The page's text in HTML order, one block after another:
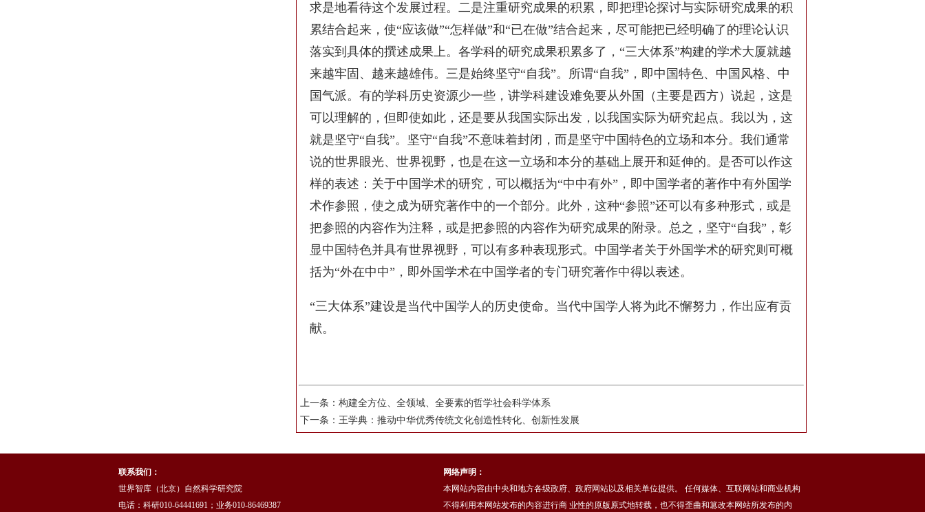
求是地看待这个发展过程。二是注重研究成果的积累，即把理论探讨与实际研究成果的积
累结合起来，使“应该做”“怎样做”和“已在做”结合起来，尽可能把已经明确了的理论认识
落实到具体的撰述成果上。各学科的研究成果积累多了，“三大体系”构建的学术大厦就越
来越牢固、越来越雄伟。三是始终坚守“自我”。所谓“自我”，即中国特色、中国风格、中
国气派。有的学科历史资源少一些，讲学科建设难免要从外国（主要是西方）说起，这是
可以理解的，但即使如此，还是要从我国实际出发，以我国实际为研究起点。我以为，这
就是坚守“自我”。坚守“自我”不意味着封闭，而是坚守中国特色的立场和本分。我们通常
说的世界眼光、世界视野，也是在这一立场和本分的基础上展开和延伸的。是否可以作这
样的表述：关于中国学术的研究，可以概括为“中中有外”，即中国学者的著作中有外国学
术作参照，使之成为研究著作中的一个部分。此外，这种“参照”还可以有多种形式，或是
把参照的内容作为注释，或是把参照的内容作为研究成果的附录。总之，坚守“自我”，彰
显中国特色并具有世界视野，可以有多种表现形式。中国学者关于外国学术的研究则可概
括为“外在中中”，即外国学术在中国学者的专门研究著作中得以表述。
“三大体系”建设是当代中国学人的历史使命。当代中国学人将为此不懈努力，作出应有贡
献。
上一条： 构建全方位、全领域、全要素的哲学社会科学体系
下一条： 王学典：推动中华优秀传统文化创造性转化、创新性发展
联系我们：
世界智库（北京）自然科学研究院
电话：科研010-64441691；业务010-86469387
网络声明：
本网站内容由中央和地方各级政府、政府网站以及相关单位提供。 任何媒体、互联网站和商业机构
不得利用本网站发布的内容进行商 业性的原版原式地转载，也不得歪曲和篡改本网站所发布的内